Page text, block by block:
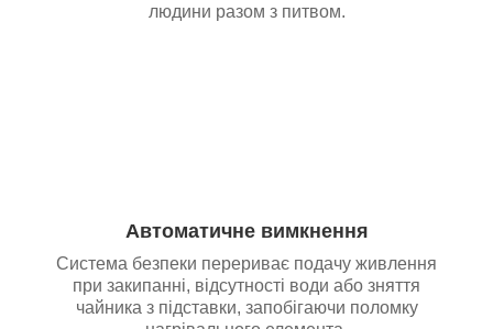
людини разом з питвом.
Автоматичне вимкнення
Система безпеки перериває подачу живлення
при закипанні, відсутності води або зняття
чайника з підставки, запобігаючи поломку